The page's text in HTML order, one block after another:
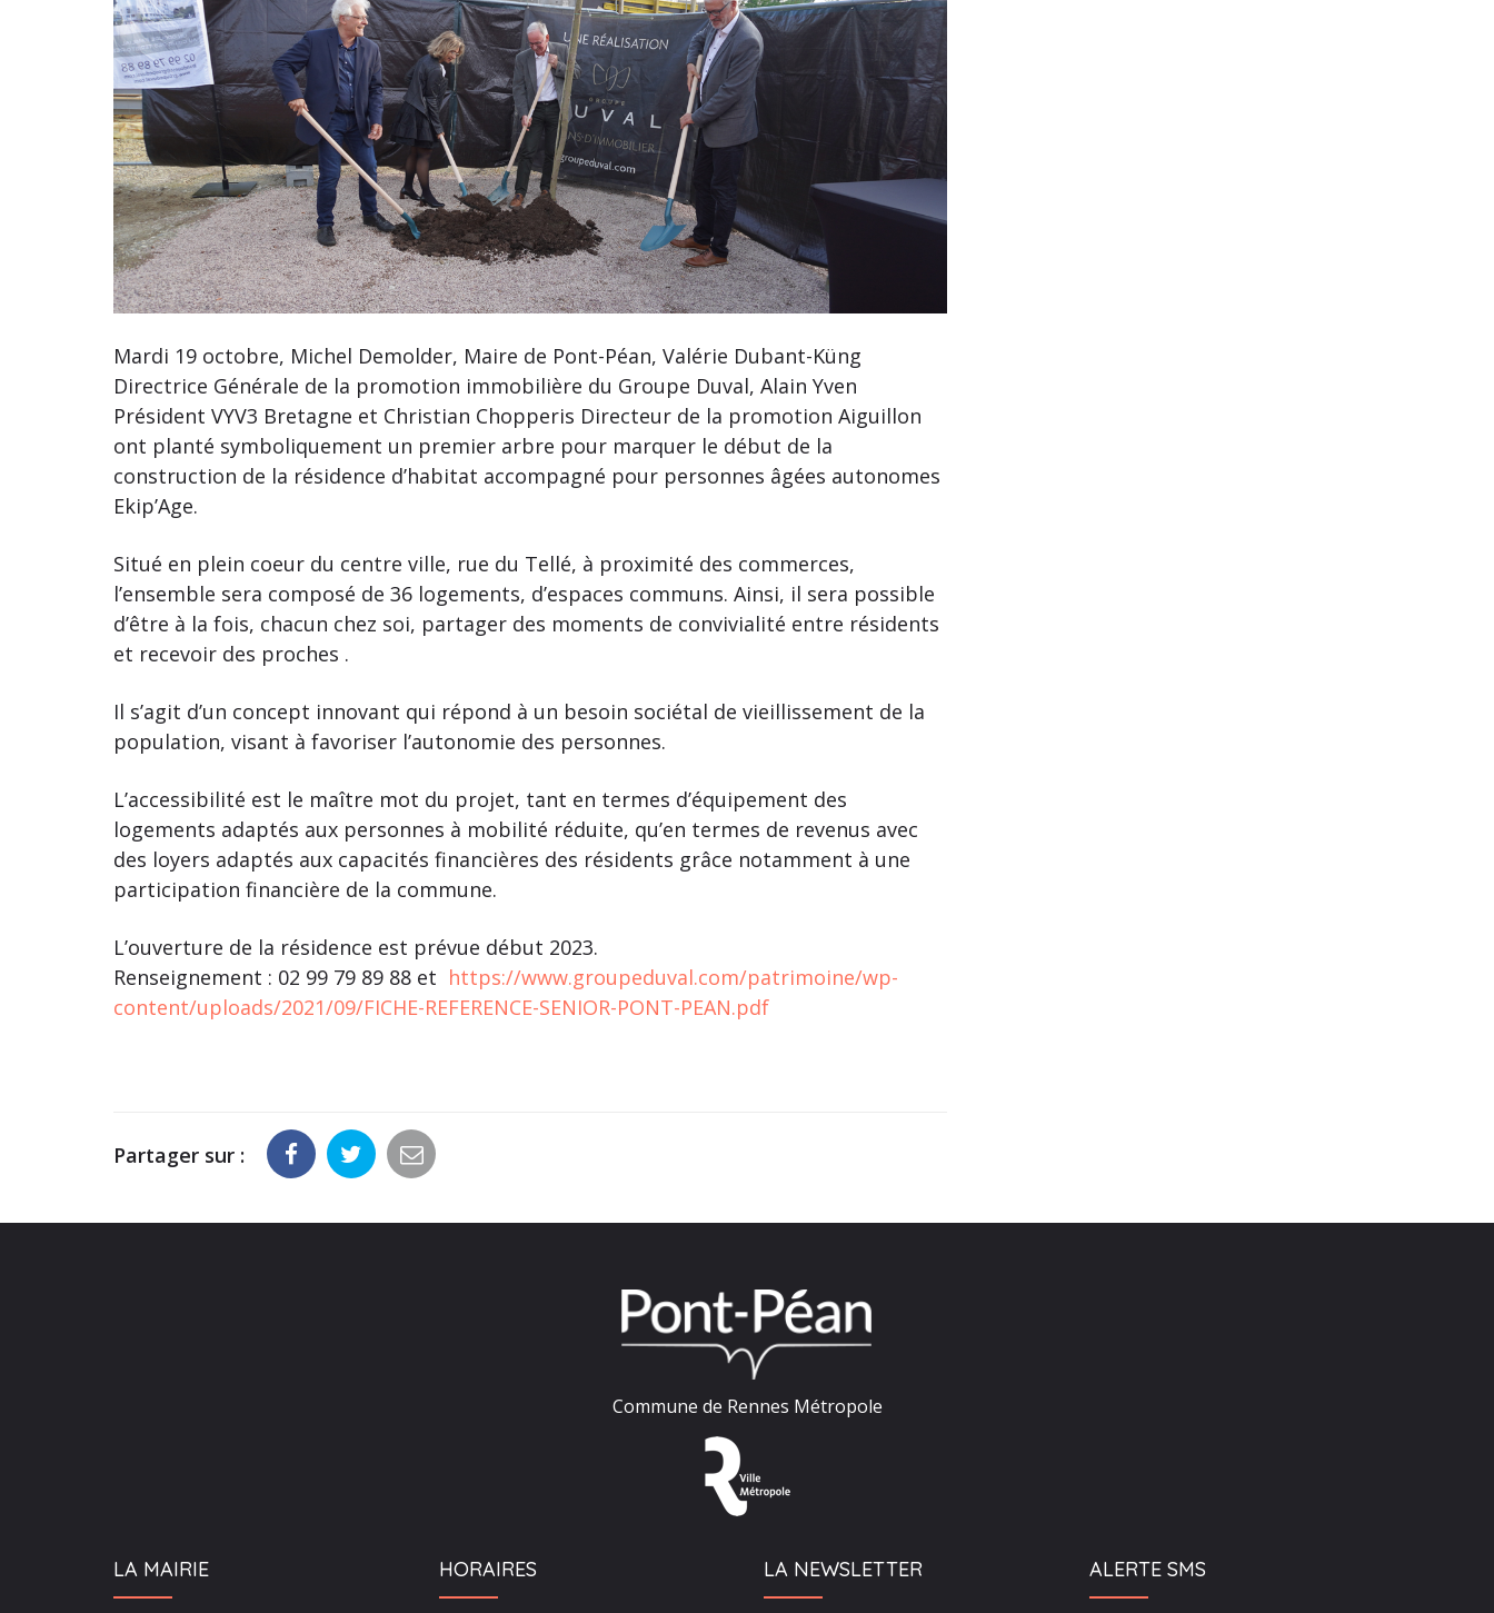
Mardi 19 octobre, Michel Demolder, Maire de Pont-Péan, Valérie Dubant-Küng
Directrice Générale de la promotion immobilière du Groupe Duval, Alain Yven
Président VYV3 Bretagne et Christian Chopperis Directeur de la promotion Aiguillon
ont planté symboliquement un premier arbre pour marquer le début de la
construction de la résidence d’habitat accompagné pour personnes âgées autonomes
Ekip’Age.
Situé en plein coeur du centre ville, rue du Tellé, à proximité des commerces,
l’ensemble sera composé de 36 logements, d’espaces communs. Ainsi, il sera possible
d’être à la fois, chacun chez soi, partager des moments de convivialité entre résidents
et recevoir des proches .
Il s’agit d’un concept innovant qui répond à un besoin sociétal de vieillissement de la
population, visant à favoriser l’autonomie des personnes.
L’accessibilité est le maître mot du projet, tant en termes d’équipement des
logements adaptés aux personnes à mobilité réduite, qu’en termes de revenus avec
des loyers adaptés aux capacités financières des résidents grâce notamment à une
participation financière de la commune.
L’ouverture de la résidence est prévue début 2023.
Renseignement : 02 99 79 89 88 et https://www.groupeduval.com/patrimoine/wp-
content/uploads/2021/09/FICHE-REFERENCE-SENIOR-PONT-PEAN.pdf
Partager sur :
Commune de Rennes Métropole
LA MAIRIE HORAIRES LA NEWSLETTER ALERTE SMS